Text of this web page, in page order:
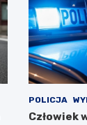
POLICJA
Człowiek